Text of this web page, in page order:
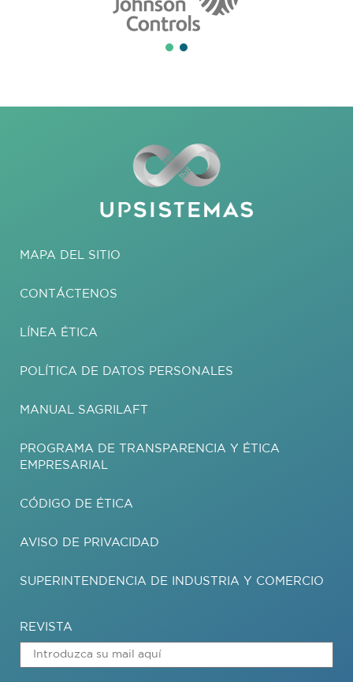
MAPA DEL SITIO
CONTÁCTENOS
LÍNEA ÉTICA
POLÍTICA DE DATOS PERSONALES
MANUAL SAGRILAFT
PROGRAMA DE TRANSPARENCIA Y ÉTICA
EMPRESARIAL
CÓDIGO DE ÉTICA
AVISO DE PRIVACIDAD
SUPERINTENDENCIA DE INDUSTRIA Y COMERCIO
REVISTA